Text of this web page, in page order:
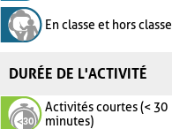
En classe et hors classe
DURÉE DE L'ACTIVITÉ
Activités courtes (< 30
minutes)